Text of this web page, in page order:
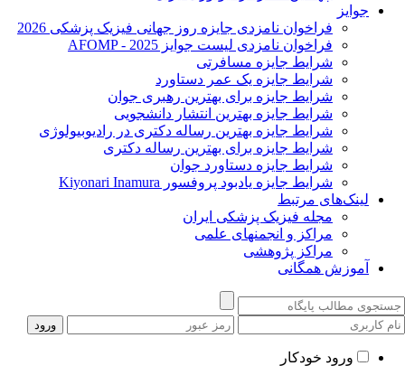
جوایز
فراخوان نامزدی جایزه روز جهانی فیزیک پزشکی 2026
فراخوان نامزدی لیست جوایز AFOMP - 2025
شرایط جایزه مسافرتی
شرایط جایزه یک عمر دستاورد
شرایط جایزه برای بهترین رهبری جوان
شرایط جایزه بهترین انتشار دانشجویی
شرایط جایزه بهترین رساله دکتری در رادیوبیولوژی
شرایط جایزه برای بهترین رساله دکتری
شرایط جایزه دستاورد جوان
شرایط جایزه یادبود پروفسور Kiyonari Inamura
لینک‌های مرتبط
مجله فیزیک پزشکی ایران
مراکز و انجمنهای علمی
مراکز پژوهشی
آموزش همگانی
ورود خودکار